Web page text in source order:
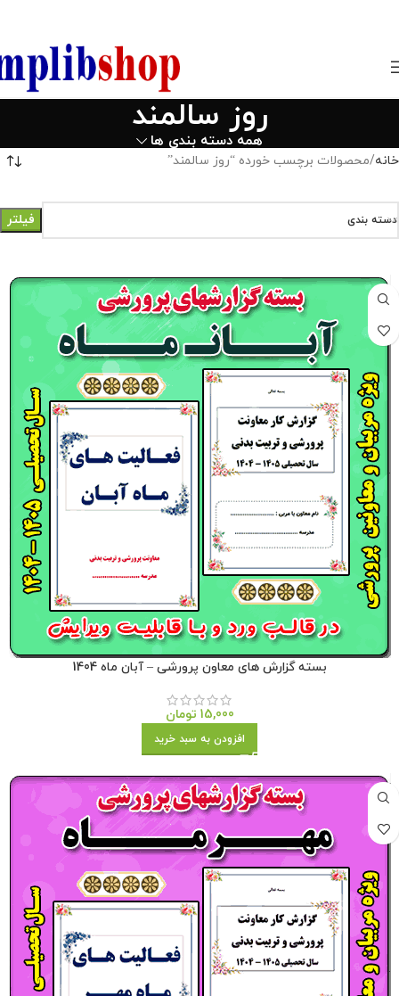
روز سالمند
همه دسته بندی ها
خانه محصولات برچسب خورده “روز سالمند”
دسته بندی فیلتر
بسته گزارش های معاون پرورشی – آبان ماه 1404
15,000 تومان
افزودن به سبد خرید